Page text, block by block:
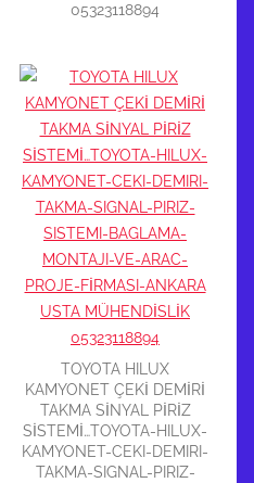
05323118894
TOYOTA HILUX
KAMYONET ÇEKİ DEMİRİ
TAKMA SİNYAL PİRİZ
SİSTEMİ…TOYOTA-HILUX-
KAMYONET-CEKI-DEMIRI-
TAKMA-SIGNAL-PIRIZ-